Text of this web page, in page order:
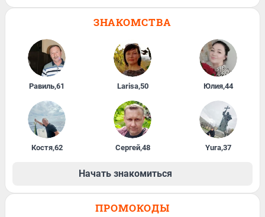
ЗНАКОМСТВА
Равиль,61 Larisa,50 Юлия,44
Костя,62 Сергей,48 Yura,37
Начать знакомиться
ПРОМОКОДЫ